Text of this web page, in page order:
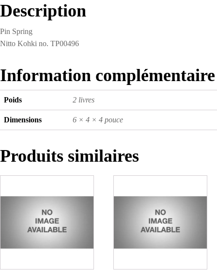
Description
Pin Spring
Nitto Kohki no. TP00496
Information complémentaire
Poids 2 livres
Dimensions 6 × 4 × 4 pouce
Produits similaires